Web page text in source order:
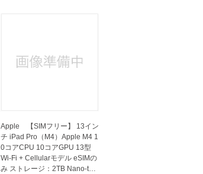
Apple 【SIMフリー】 13イン
チ iPad Pro（M4）Apple M4 1
0コアCPU 10コアGPU 13型
Wi-Fi + Cellularモデル eSIMの
み ストレージ：2TB Nano-text